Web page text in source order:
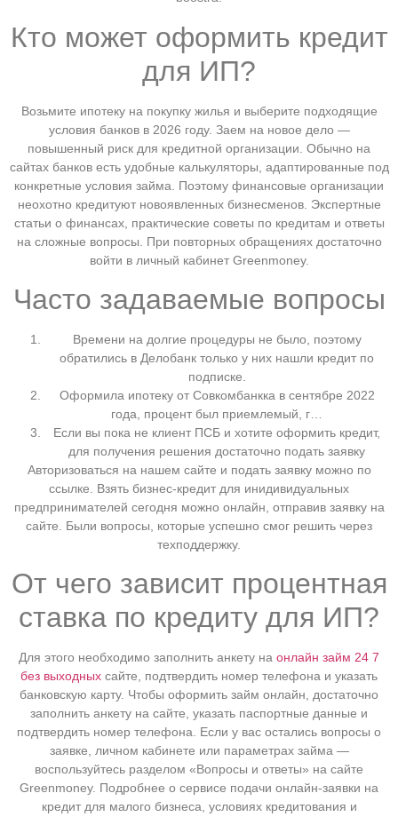
Кто может оформить кредит
для ИП?
Возьмите ипотеку на покупку жилья и выберите подходящие
условия банков в 2026 году. Заем на новое дело —
повышенный риск для кредитной организации. Обычно на
сайтах банков есть удобные калькуляторы, адаптированные под
конкретные условия займа. Поэтому финансовые организации
неохотно кредитуют новоявленных бизнесменов. Экспертные
статьи о финансах, практические советы по кредитам и ответы
на сложные вопросы. При повторных обращениях достаточно
войти в личный кабинет Greenmoney.
Часто задаваемые вопросы
Времени на долгие процедуры не было, поэтому
обратились в Делобанк только у них нашли кредит по
подписке.
Оформила ипотеку от Совкомбанкка в сентябре 2022
года, процент был приемлемый, г…
Если вы пока не клиент ПСБ и хотите оформить кредит,
для получения решения достаточно подать заявку
Авторизоваться на нашем сайте и подать заявку можно по
ссылке. Взять бизнес-кредит для инидивидуальных
предпринимателей сегодня можно онлайн, отправив заявку на
сайте. Были вопросы, которые успешно смог решить через
техподдержку.
От чего зависит процентная
ставка по кредиту для ИП?
Для этого необходимо заполнить анкету на онлайн займ 24 7
без выходных сайте, подтвердить номер телефона и указать
банковскую карту. Чтобы оформить займ онлайн, достаточно
заполнить анкету на сайте, указать паспортные данные и
подтвердить номер телефона. Если у вас остались вопросы о
заявке, личном кабинете или параметрах займа —
воспользуйтесь разделом «Вопросы и ответы» на сайте
Greenmoney. Подробнее о сервисе подачи онлайн-заявки на
кредит для малого бизнеса, условиях кредитования и